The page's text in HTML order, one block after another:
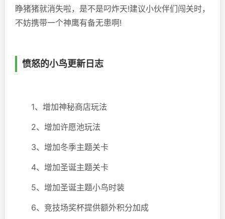
睁猪猪就消失啦，是不是叼炸天!建议小伙伴们闯关时，
不妨携带一个神鹰有备无患啊!
愤怒的小鸟更新日志
1、增加神秘商店玩法
2、增加许愿池玩法
3、增加冬季主题关卡
4、增加圣诞主题关卡
5、增加圣诞主题小鸟时装
6、竞技场奖杯提供额外积分加成